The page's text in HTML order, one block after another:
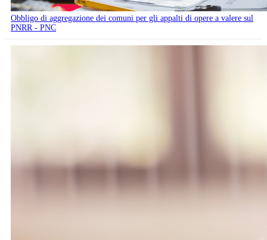
Obbligo di aggregazione dei comuni per gli appalti di opere a valere sul
PNRR - PNC